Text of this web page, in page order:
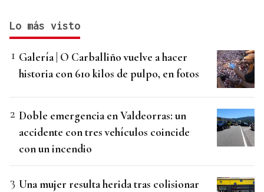
Lo más visto
Galería | O Carballiño vuelve a hacer
historia con 610 kilos de pulpo, en fotos
Doble emergencia en Valdeorras: un
accidente con tres vehículos coincide
con un incendio
Una mujer resulta herida tras colisionar